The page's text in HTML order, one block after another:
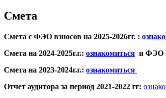
Смета
Смета с ФЭО взносов на 2025-2026гг. :
Смета на 2024-2025г.г.: ознакомиться и ФЭО
Смета на 2023-2024г.г.: ознакомиться
Отчет аудитора за период 2021-2022 гг: